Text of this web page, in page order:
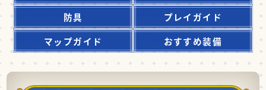
防具
プレイガイド
マップガイド
おすすめ装備